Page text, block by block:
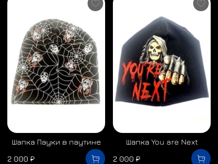
Шапка Пауки в паутине
2 000 ₽
Шапка You are Next
2 000 ₽